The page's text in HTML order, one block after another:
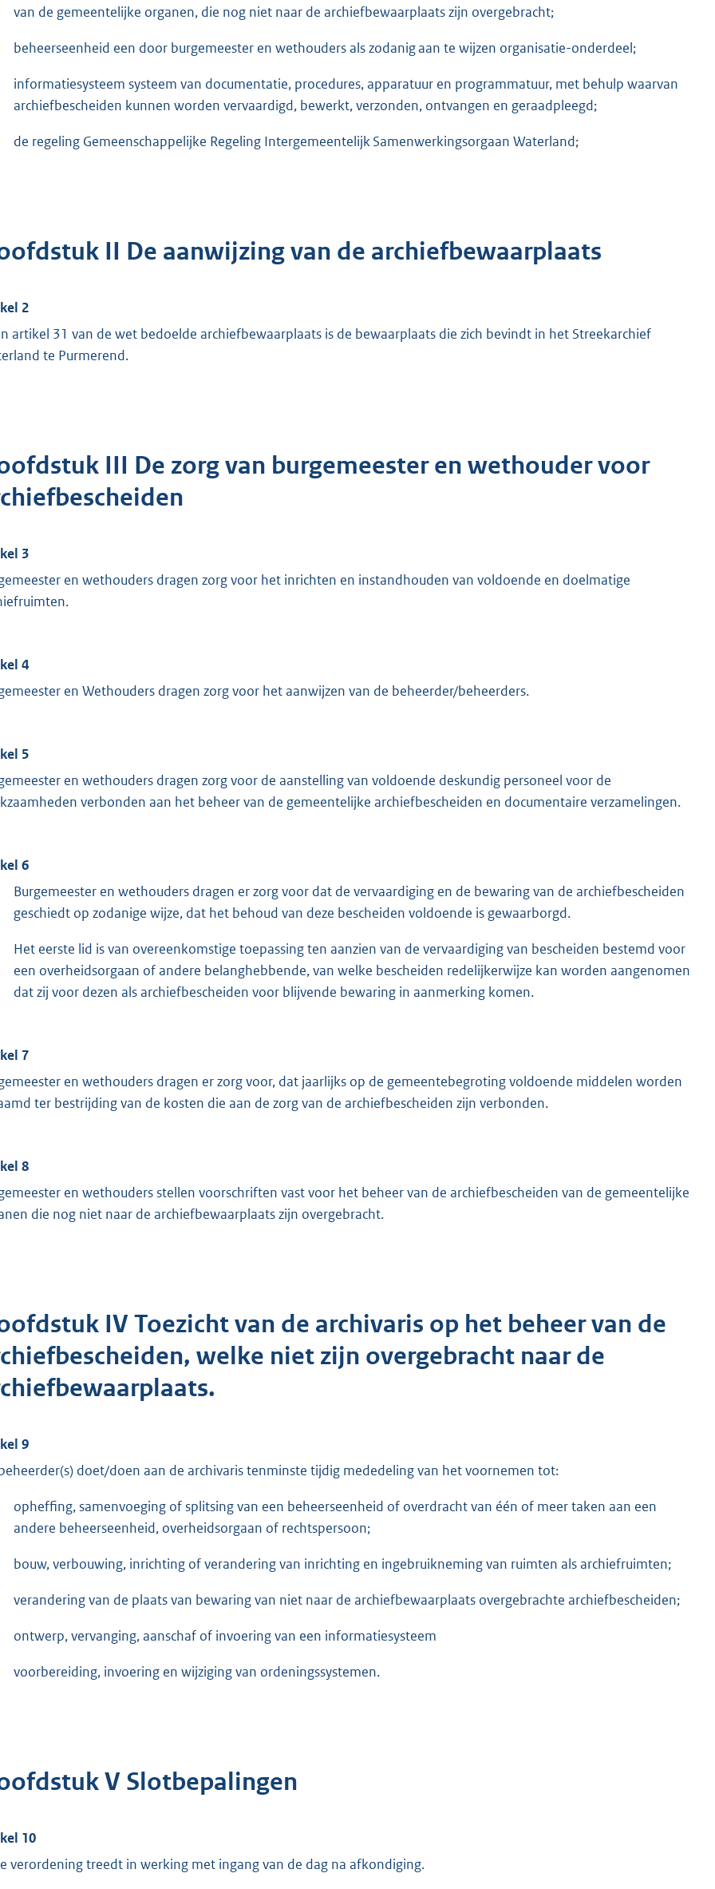
van de gemeentelijke organen, die nog niet naar de archiefbewaarplaats zijn overgebracht;
beheerseenheid een door burgemeester en wethouders als zodanig aan te wijzen organisatie-onderdeel;
informatiesysteem systeem van documentatie, procedures, apparatuur en programmatuur, met behulp waarvan
archiefbescheiden kunnen worden vervaardigd, bewerkt, verzonden, ontvangen en geraadpleegd;
de regeling Gemeenschappelijke Regeling Intergemeentelijk Samenwerkingsorgaan Waterland;
II De aanwijzing van de archiefbewaarplaats
2
artikel 31 van de wet bedoelde archiefbewaarplaats is de bewaarplaats die zich bevindt in het Streekarchief
te Purmerend.
III De zorg van burgemeester en wethouder voor
3
en wethouders dragen zorg voor het inrichten en instandhouden van voldoende en doelmatige
4
en Wethouders dragen zorg voor het aanwijzen van de beheerder/beheerders.
5
en wethouders dragen zorg voor de aanstelling van voldoende deskundig personeel voor de
verbonden aan het beheer van de gemeentelijke archiefbescheiden en documentaire verzamelingen.
6
Burgemeester en wethouders dragen er zorg voor dat de vervaardiging en de bewaring van de archiefbescheiden
geschiedt op zodanige wijze, dat het behoud van deze bescheiden voldoende is gewaarborgd.
Het eerste lid is van overeenkomstige toepassing ten aanzien van de vervaardiging van bescheiden bestemd voor
een overheidsorgaan of andere belanghebbende, van welke bescheiden redelijkerwijze kan worden aangenomen
dat zij voor dezen als archiefbescheiden voor blijvende bewaring in aanmerking komen.
7
en wethouders dragen er zorg voor, dat jaarlijks op de gemeentebegroting voldoende middelen worden
ter bestrijding van de kosten die aan de zorg van de archiefbescheiden zijn verbonden.
8
en wethouders stellen voorschriften vast voor het beheer van de archiefbescheiden van de gemeentelijke
die nog niet naar de archiefbewaarplaats zijn overgebracht.
IV Toezicht van de archivaris op het beheer van de
welke niet zijn overgebracht naar de
9
doet/doen aan de archivaris tenminste tijdig mededeling van het voornemen tot:
opheffing, samenvoeging of splitsing van een beheerseenheid of overdracht van één of meer taken aan een
andere beheerseenheid, overheidsorgaan of rechtspersoon;
bouw, verbouwing, inrichting of verandering van inrichting en ingebruikneming van ruimten als archiefruimten;
verandering van de plaats van bewaring van niet naar de archiefbewaarplaats overgebrachte archiefbescheiden;
ontwerp, vervanging, aanschaf of invoering van een informatiesysteem
voorbereiding, invoering en wijziging van ordeningssystemen.
V Slotbepalingen
10
verordening treedt in werking met ingang van de dag na afkondiging.